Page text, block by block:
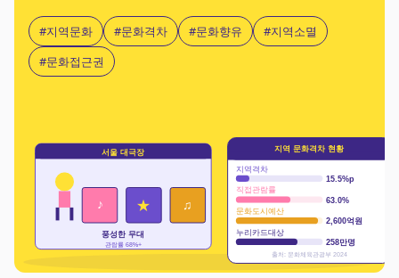
#지역문화 #문화격차 #문화향유
#지역소멸
#문화접근권
서울 대극장
♪ ★ ♫
풍성한 무대
관람률 68%+
지역 문화격차 현황
지역격차
15.5%p
직접관람률
63.0%
문화도시예산
2,600억원
누리카드대상
258만명
출처: 문화체육관광부 2024